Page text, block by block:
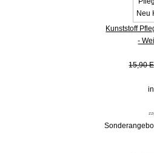
Kunststoff
-
15,90